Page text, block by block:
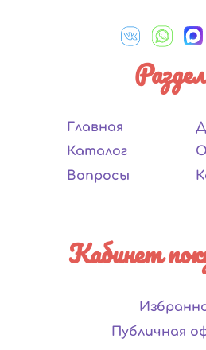
Главная
Каталог
Вопросы
Кабинет
Публичная